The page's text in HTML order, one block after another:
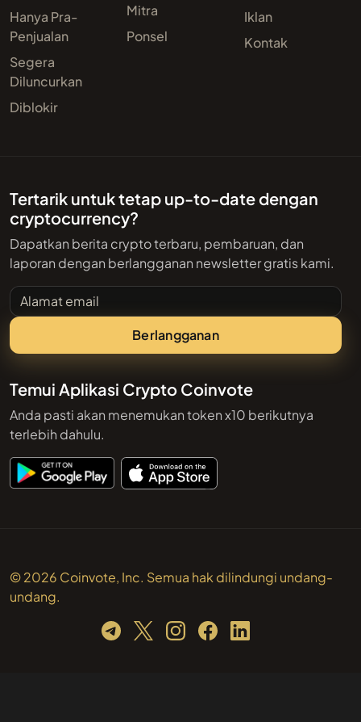
Hanya Pra-
Penjualan
Segera
Diluncurkan
Diblokir
Mitra
Ponsel
Iklan
Kontak
Tertarik untuk tetap up-to-date dengan
cryptocurrency?
Dapatkan berita crypto terbaru, pembaruan, dan
laporan dengan berlangganan newsletter gratis kami.
Alamat email
Berlangganan
Temui Aplikasi Crypto Coinvote
Anda pasti akan menemukan token x10 berikutnya
terlebih dahulu.
© 2026 Coinvote, Inc. Semua hak dilindungi undang-
undang.